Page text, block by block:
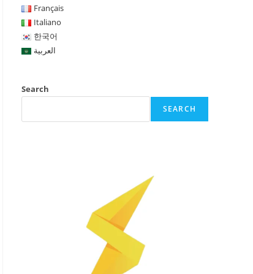
Français
Italiano
한국어
العربية
Search
SEARCH